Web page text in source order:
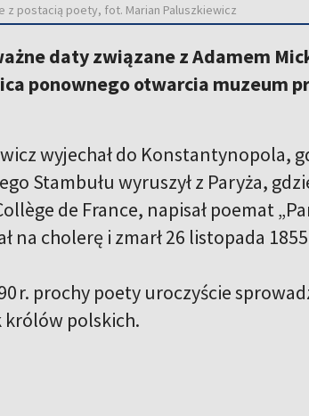
postacią poety, fot. Marian Paluszkiewicz
daty związane z Adamem
ponownego otwarcia muzeum
wyjechał do Konstantynopola,
Stambułu wyruszył z Paryża,
de France, napisał poemat
cholerę i zmarł 26 listopada 1855
r. prochy poety uroczyście
królów polskich.